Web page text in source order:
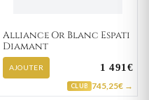
Alliance Or Blanc Espati
Diamant
AJOUTER 1 491€
CLUB 745,25€ →